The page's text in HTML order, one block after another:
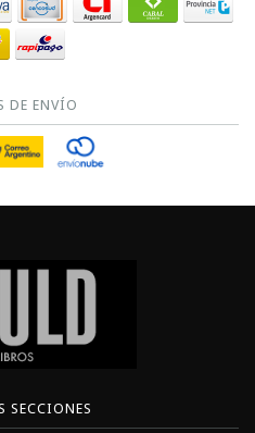
DE ENVÍO
SECCIONES